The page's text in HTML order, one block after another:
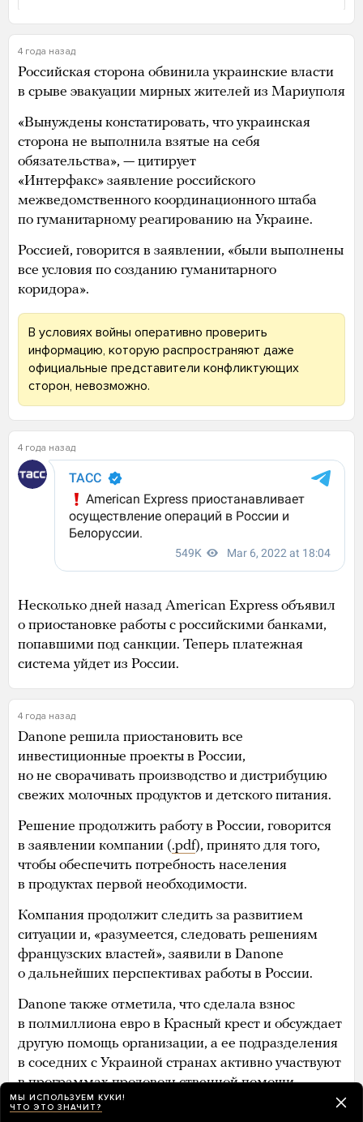
4 года назад
Российская сторона обвинила украинские власти
в срыве эвакуации мирных жителей из Мариуполя
«Вынуждены констатировать, что украинская
сторона не выполнила взятые на себя
обязательства», — цитирует
«Интерфакс» заявление российского
межведомственного координационного штаба
по гуманитарному реагированию на Украине.
Россией, говорится в заявлении, «были выполнены
все условия по созданию гуманитарного
коридора».
В условиях войны оперативно проверить
информацию, которую распространяют даже
официальные представители конфликтующих
сторон, невозможно.
4 года назад
Несколько дней назад American Express объявил
о приостановке работы с российскими банками,
попавшими под санкции. Теперь платежная
система уйдет из России.
4 года назад
Danone решила приостановить все
инвестиционные проекты в России,
но не сворачивать производство и дистрибуцию
свежих молочных продуктов и детского питания.
Решение продолжить работу в России, говорится
в заявлении компании (.pdf), принято для того,
чтобы обеспечить потребность населения
в продуктах первой необходимости.
Компания продолжит следить за развитием
ситуации и, «разумеется, следовать решениям
французских властей», заявили в Danone
о дальнейших перспективах работы в России.
Danone также отметила, что сделала взнос
в полмиллиона евро в Красный крест и обсуждает
другую помощь организации, а ее подразделения
в соседних с Украиной странах активно участвуют
в программах продовольственной помощи
беженцам.
МЫ ИСПОЛЬЗУЕМ КУКИ!
ЧТО ЭТО ЗНАЧИТ?